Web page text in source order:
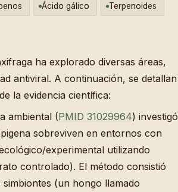
Ácido gálico Terpenoides
ha explorado diversas áreas,
antiviral. A continuación, se detallan
la evidencia científica:
ambiental (PMID 31029964) investigó
sobreviven en entornos con
experimental utilizando
controlado). El método consistió
(un hongo llamado